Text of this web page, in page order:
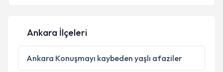
E-posta Adresiniz
Kişisel verilerimin işlenmesine ilişkinAydınlatma
Metni'ni okudum ve kişisel verilerimin belirtilen
Ankara İlçeleri
Ankara Konuşmayı kaybeden yaşlı afaziler